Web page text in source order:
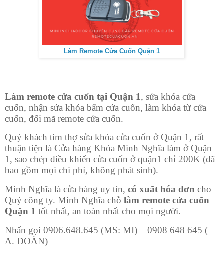
Làm Remote Cửa Cuốn Quận 1
Làm remote cửa cuốn tại Quận 1, sửa khóa cửa
cuốn, nhận sửa khóa bấm cửa cuốn, làm khóa từ cửa
cuốn, đổi mã remote cửa cuốn.
Quý khách tìm thợ sửa khóa cửa cuốn ở Quận 1, rất
thuận tiện là Cửa hàng Khóa Minh Nghĩa làm ở Quận
1, sao chép điều khiển cửa cuốn ở quận1 chỉ 200K (đã
bao gồm mọi chi phí, không phát sinh).
Minh Nghĩa là cửa hàng uy tín, có xuất hóa đơn cho
Quý công ty. Minh Nghĩa chỗ làm remote cửa cuốn
Quận 1 tốt nhất, an toàn nhất cho mọi người.
Nhấn gọi 0906.648.645 (MS: MI) – 0908 648 645 (
A. ĐOÀN)